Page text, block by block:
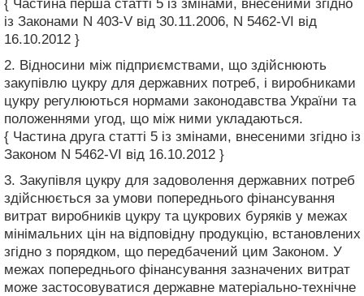
{ Частина перша статті 5 із змінами, внесеними згідно
із Законами N 403-V від 30.11.2006, N 5462-VI від
16.10.2012 }
2. Відносини між підприємствами, що здійснюють
закупівлю цукру для державних потреб, і виробниками
цукру регулюються нормами законодавства України та
положеннями угод, що між ними укладаються.
{ Частина друга статті 5 із змінами, внесеними згідно із
Законом N 5462-VI від 16.10.2012 }
3. Закупівля цукру для задоволення державних потреб
здійснюється за умови попереднього фінансування
витрат виробників цукру та цукрових буряків у межах
мінімальних цін на відповідну продукцію, встановлених
згідно з порядком, що передбачений цим Законом. У
межах попереднього фінансування зазначених витрат
може застосовуватися державне матеріально-технічне